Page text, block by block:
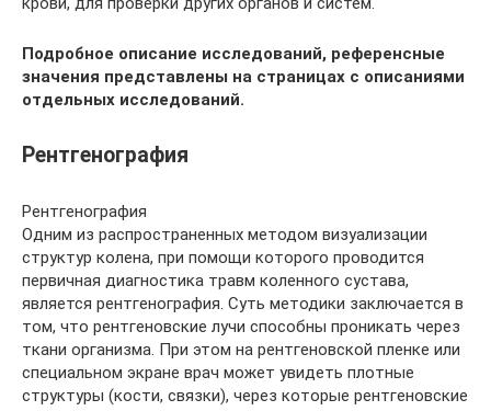
Подробное описание исследований, референсные
значения представлены на страницах с описаниями
отдельных исследований.
Рентгенография
Рентгенография
Одним из распространенных методом визуализации
структур колена, при помощи которого проводится
первичная диагностика травм коленного сустава,
является рентгенография. Суть методики заключается в
том, что рентгеновские лучи способны проникать через
ткани организма. При этом на рентгеновской пленке или
специальном экране врач может увидеть плотные
структуры (кости, связки), через которые рентгеновские